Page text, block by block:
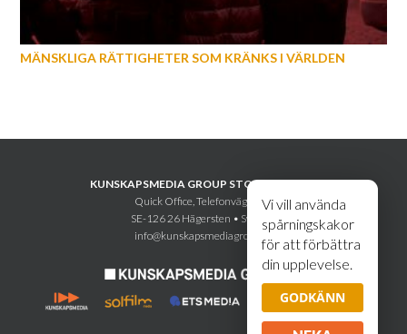
Vi vill använda
spårningskakor
för att förbättra
din upplevelse.
GODKÄNN
MÄNSKLIGA RÄTTIGHETER SOM KRÄNKS I VÄRLDEN
KUNSKAPSMEDIA GROUP STOCKHOLM AB
Quick Office, Telefonvägen 30
SE-126 26 Hägersten • Sweden
info@kunskapsmediagroup.se